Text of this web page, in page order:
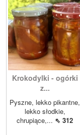
Krokodylki - ogórki
z...
Pyszne, lekko pikantne,
lekko słodkie,
chrupiące,... ⇖ 312